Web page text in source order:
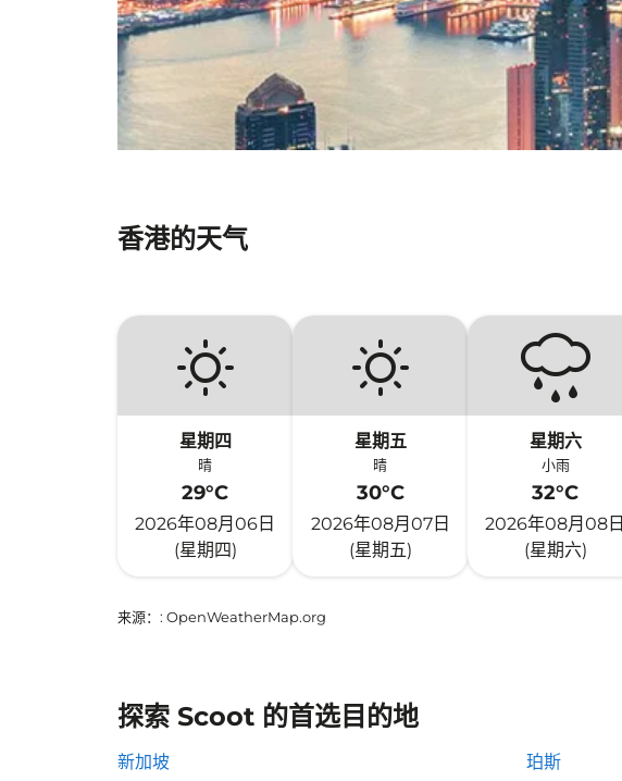
香港的天气
星期四
晴
29°C
2026年08月06日
(星期四)
星期五
晴
30°C
2026年08月07日
(星期五)
星期六
小雨
32°C
2026年08月08日
(星期六)
来源： : OpenWeatherMap.org
探索 Scoot 的首选目的地
新加坡 珀斯